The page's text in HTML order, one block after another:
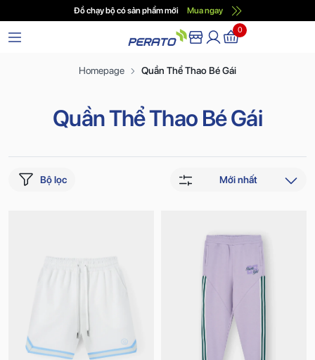
Đồ chạy bộ có sản phẩm mới Mua ngay
0
Homepage Quần Thể Thao Bé Gái
Quần Thể Thao Bé Gái
Bộ lọc Mới nhất